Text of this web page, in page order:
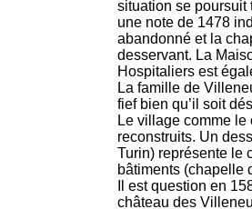
situation se poursuit
une note de 1478
abandonné et la
desservant. La
Hospitaliers est
La famille de
fief bien qu’il soit
Le village comme
reconstruits. Un
Turin) représente le
bâtiments (chapelle
Il est question en
château des